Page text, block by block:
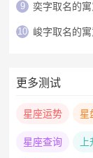
9 奕字取名的
10 峻字取名的寓
更多测试
星座运势 星
星座查询